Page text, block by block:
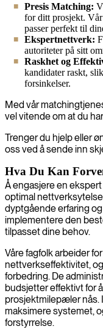
Presis Matching:
for ditt prosjekt. Vår
passer perfekt til
Ekspertnettverk:
autoriteter på sitt
Raskhet og
kandidater raskt,
forsinkelser.
Med vår
vel vitende om at du
Trenger du hjelp eller
oss ved å sende inn
Hva Du Kan
Å engasjere en
optimal
dyptgående erfaring
implementere den
tilpasset dine behov.
Våre fagfolk arbeider
nettverkseffektivitet,
forbedring. De
budsjetter effektivt for
prosjektmilepæler nås.
maksimere systemet,
forstyrrelse.